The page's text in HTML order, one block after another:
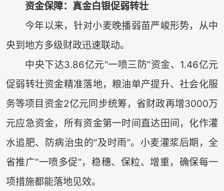
‌资金保障：真金白银促弱转壮
今年以来，针对小麦晚播弱苗严峻形势，从中
央到地方多级财政迅速联动。
中央下达3.86亿元“一喷三防”资金、1.46亿元
促弱转壮资金精准落地，粮油单产提升、社会化服
务等项目资金2亿元同步统筹，省财政再增3000万
元应急资金，所有资金第一时间直达田间，化作灌
水追肥、防病治虫的“及时雨”。小麦灌浆后期，全
省推广‌“一喷多促”，稳穗、保粒、增重，确保每一
项措施都能落地见效。